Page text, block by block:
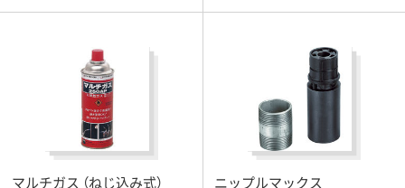
マルチガス （ねじ込み式） ニップルマックス